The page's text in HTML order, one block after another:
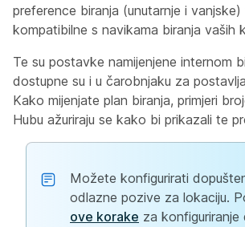
preference biranja (unutarnje i
kompatibilne s navikama biranja vaših
Te su postavke namijenjene internom
dostupne su i u čarobnjaku za
Kako mijenjate plan biranja, primjeri
Hubu ažuriraju se kako bi prikazali te
Možete konfigurirati
odlazne pozive za lokaciju.
ove korake za